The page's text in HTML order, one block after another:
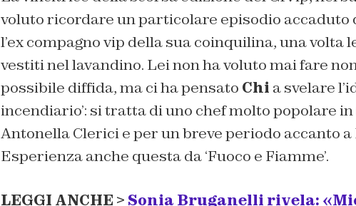
voluto ricordare un particolare episodio accaduto
l’ex compagno vip della sua coinquilina, una
vestiti nel lavandino. Lei non ha voluto mai fare
possibile diffida, ma ci ha pensato Chi a svelare
incendiario’: si tratta di uno chef molto popolare
Antonella Clerici e per un breve periodo accanto
Esperienza anche questa da ‘Fuoco e Fiamme’.
LEGGI ANCHE > Sonia Bruganelli rivela: